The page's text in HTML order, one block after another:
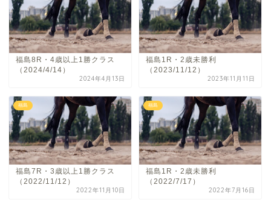
福島8R・4歳以上1勝クラス
（2024/4/14）
2024年4月13日
福島1R・2歳未勝利
（2023/11/12）
2023年11月11日
福島
福島7R・3歳以上1勝クラス
（2022/11/12）
2022年11月10日
福島
福島1R・2歳未勝利
（2022/7/17）
2022年7月16日